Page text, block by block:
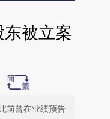
被立案
前曾在业绩预告